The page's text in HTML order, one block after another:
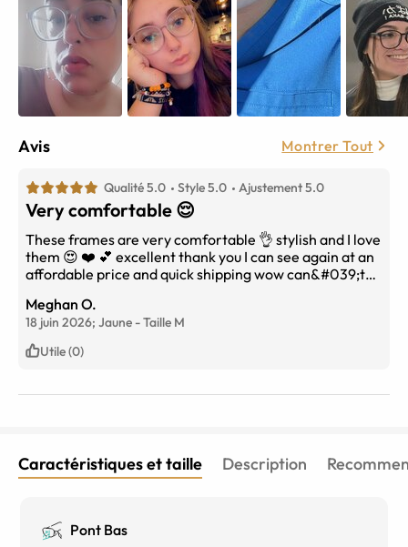
Avis Montrer Tout
Qualité 5.0 Style 5.0 Ajustement 5.0
Very comfortable 😌
These frames are very comfortable 👌 stylish and I love
them 😍 ❤️ 💕 excellent thank you I can see again at an
affordable price and quick shipping wow can&#039;t
very much.
Meghan O.
18 juin 2026; Jaune -Taille M
Utile (0)
Caractéristiques et taille Description
Pont Bas